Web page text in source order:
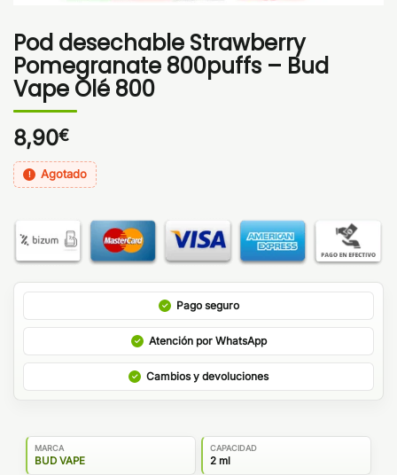
Pod desechable Strawberry
Pomegranate 800puffs – Bud
Vape Olé 800
8,90€
Agotado
Pago seguro
Atención por WhatsApp
Cambios y devoluciones
MARCA
BUD VAPE
CAPACIDAD
2 ml